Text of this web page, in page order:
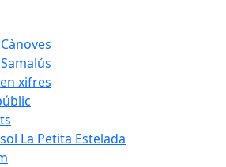
xifres
La Petita Estelada